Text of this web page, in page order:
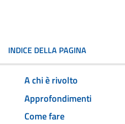
INDICE DELLA PAGINA
A chi è rivolto
Approfondimenti
Come fare